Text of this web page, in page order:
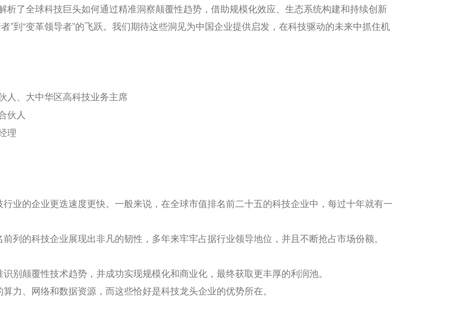
析了全球科技巨头如何通过精准洞察颠覆性趋势，借助规模化效应、生态系统构建和持续创新
”到“变革领导者”的飞跃。我们期待这些洞见为中国企业提供启发，在科技驱动的未来中抓住机
人、大中华区高科技业务主席
伙人
理
行业的企业更迭速度更快。一般来说，在全球市值排名前二十五的科技企业中，每过十年就有一
列的科技企业展现出非凡的韧性，多年来牢牢占据行业领导地位，并且不断抢占市场份额。
别颠覆性技术趋势，并成功实现规模化和商业化，最终获取更丰厚的利润池。
力、网络和数据资源，而这些恰好是科技龙头企业的优势所在。